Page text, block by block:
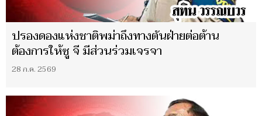
ปรองดองแห่งชาติพม่าถึงทางตันฝ่ายต่อต้าน
ต้องการให้ซู จี มีส่วนร่วมเจรจา
28 ก.ค. 2569